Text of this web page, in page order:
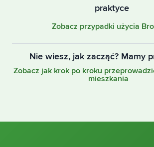
praktyce
Zobacz przypadki użycia
Nie wiesz, jak zacząć? Mamy
Zobacz jak krok po kroku
mieszkania